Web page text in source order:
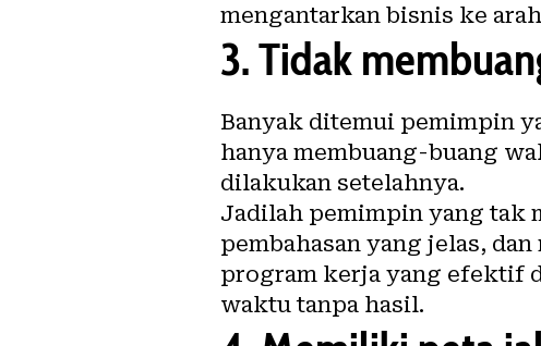
mengantarkan bisnis ke
3.Tidak
Banyak ditemui pemimpin
hanya membuang-buang
dilakukan setelahnya.
Jadilah pemimpin yang tak
pembahasan yang jelas,
program kerja yang efektif
waktu tanpa hasil.